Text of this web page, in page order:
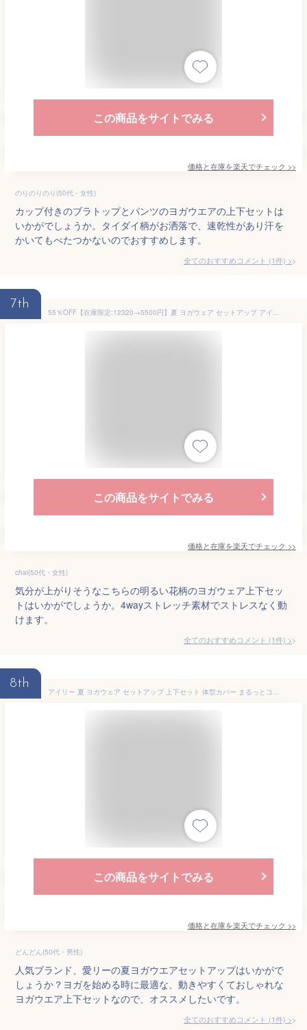
この商品をサイトでみる
価格と在庫を楽天でチェック >>
のりのりのり(50代・女性)
カップ付きのブラトップとパンツのヨガウエアの上下セットは
いかがでしょうか。タイダイ柄がお洒落で、速乾性があり汗を
かいてもべたつかないのでおすすめします。
全てのおすすめコメント (1件) >
7th
55％OFF【在庫限定:12320→5500円】夏 ヨガウェア セットアップ アイリー ヨガウェア 上下セット 体型カバー 3点 ボタニカルパーティー 花柄 ピラティス 人気 レギンス タンククトップ 水陸両用 おしゃれ ヨガパンツ セット ヨガ かわいい ホットヨガ レディース
この商品をサイトでみる
価格と在庫を楽天でチェック >>
chai(50代・女性)
気分が上がりそうなこちらの明るい花柄のヨガウェア上下セッ
トはいかがでしょうか。4wayストレッチ素材でストレスなく動
けます。
全てのおすすめコメント (1件) >
8th
アイリー 夏 ヨガウェア セットアップ 上下セット 体型カバー まるっとコーデ 2点セット セットアップ 人気 筋トレ ダイエット ピラティス ウェア ヨガレギンス ブラトップ トップス カップ付 おしゃれ ヨガパンツ レディース ホットヨガ トレーニング ウェア かわいい 秋
この商品をサイトでみる
価格と在庫を楽天でチェック >>
どんどん(50代・男性)
人気ブランド、愛リーの夏ヨガウエアセットアップはいかがで
しょうか？ヨガを始める時に最適な、動きやすくておしゃれな
ヨガウエア上下セットなので、オススメしたいです。
全てのおすすめコメント (1件) >